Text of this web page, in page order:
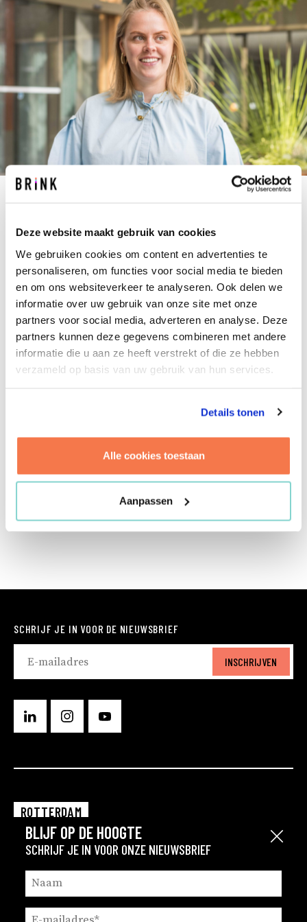
Deze website maakt gebruik van cookies
We gebruiken cookies om content en advertenties te
personaliseren, om functies voor social media te bieden
en om ons websiteverkeer te analyseren. Ook delen we
informatie over uw gebruik van onze site met onze
partners voor social media, adverteren en analyse. Deze
partners kunnen deze gegevens combineren met andere
informatie die u aan ze heeft verstrekt of die ze hebben
verzameld op basis van uw gebruik van hun services.
Details tonen
Alle cookies toestaan
Aanpassen
Voor Laura draait gebiedsontwikkeling om meer
dan plannen en cijfers – het gaat om plekken
waar mensen prettig kunnen wonen en leven.
Met haar achtergrond in planologie en ervaring
in strategie en financiële haalbaarheid van
gebiedsontwikkelingen helpt ze zowel
gemeenten en bedrijven om ambitieuze plannen
écht uitvoerbaar te maken. Haar kracht?
structuur brengen in complexe processen. En
steeds nieuwe plekken, geniet ze van het
bruisende leven en haalt ze inspiratie op voor de
steden van morgen.
Sluit
BLIJF OP DE HOOGTE
SCHRIJF JE IN VOOR ONZE NIEUWSBRIEF
SCHRIJF JE IN VOOR DE NIEUWSBRIEF
INSCHRIJVEN
ROTTERDAM
EINDHOVEN
GRONINGEN